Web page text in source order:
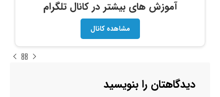
آموزش های بیشتر در کانال تلگرام
مشاهده کانال
دیدگاهتان را بنویسید